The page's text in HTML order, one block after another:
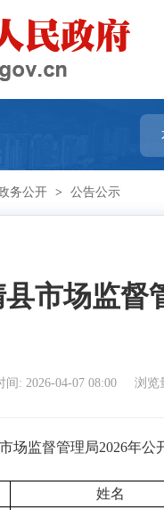
务公开 > 公告公示
县市场监督
间: 2026-04-07 08:00 浏览
场监督管理局2026年公
姓名